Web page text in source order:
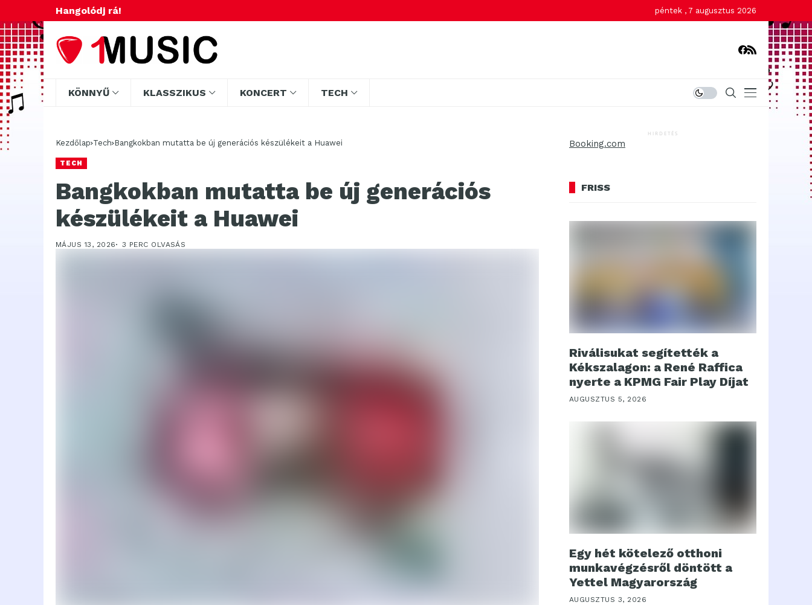
Hangolódj rá! péntek , 7 augusztus 2026
KÖNNYŰ KLASSZIKUS KONCERT TECH
Kezdőlap Tech Bangkokban mutatta be új generációs készülékeit a Huawei
TECH
Bangkokban mutatta be új generációs
készülékeit a Huawei
MÁJUS 13, 2026 3 PERC OLVASÁS
HIRDETÉS
Booking.com
FRISS
Riválisukat segítették a
Kékszalagon: a René Raffica
nyerte a KPMG Fair Play Díjat
AUGUSZTUS 5, 2026
Egy hét kötelező otthoni
munkavégzésről döntött a
Yettel Magyarország
AUGUSZTUS 3, 2026